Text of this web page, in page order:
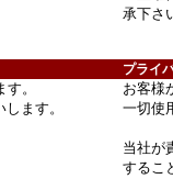
承下さ
プライ
。
ます。
お客様
一切使
当社が
するこ